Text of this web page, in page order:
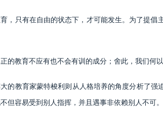
只有在自由的状态下，才可能发生。为了提倡主
教育不应有也不会有训的成分；舍此，我们何以
教育家蒙特梭利则从人格培养的角度分析了强
但容易受到别人指挥，并且遇事非依赖别人不可